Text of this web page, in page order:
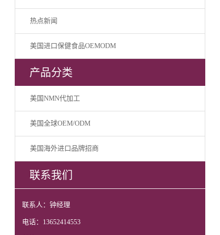
热点新闻
美国进口保健食品OEMODM
产品分类
美国NMN代加工
美国全球OEM/ODM
美国海外进口品牌招商
联系我们
联系人：钟经理
电话：13652414553